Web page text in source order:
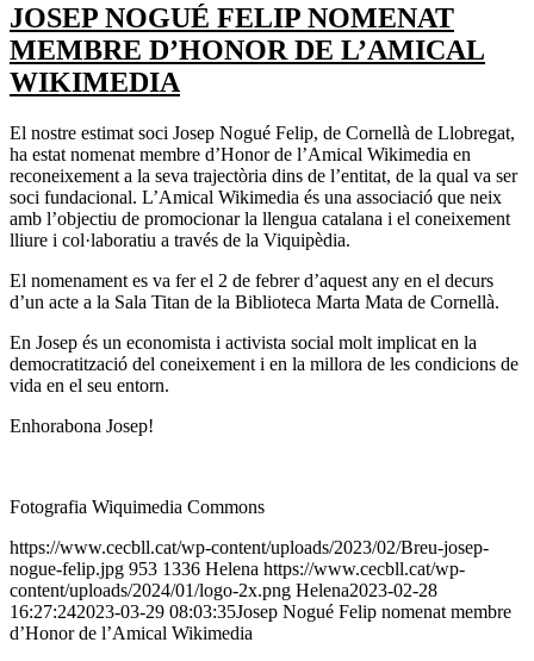
JOSEP NOGUÉ FELIP NOMENAT
MEMBRE D’HONOR DE L’AMICAL
WIKIMEDIA
El nostre estimat soci Josep Nogué Felip, de Cornellà de Llobregat,
ha estat nomenat membre d’Honor de l’Amical Wikimedia en
reconeixement a la seva trajectòria dins de l’entitat, de la qual va ser
soci fundacional. L’Amical Wikimedia és una associació que neix
amb l’objectiu de promocionar la llengua catalana i el coneixement
lliure i col·laboratiu a través de la Viquipèdia.
El nomenament es va fer el 2 de febrer d’aquest any en el decurs
d’un acte a la Sala Titan de la Biblioteca Marta Mata de Cornellà.
En Josep és un economista i activista social molt implicat en la
democratització del coneixement i en la millora de les condicions de
vida en el seu entorn.
Enhorabona Josep!
Fotografia Wiquimedia Commons
https://www.cecbll.cat/wp-content/uploads/2023/02/Breu-josep-
nogue-felip.jpg 953 1336 Helena https://www.cecbll.cat/wp-
content/uploads/2024/01/logo-2x.png Helena2023-02-28
16:27:242023-03-29 08:03:35Josep Nogué Felip nomenat membre
d’Honor de l’Amical Wikimedia